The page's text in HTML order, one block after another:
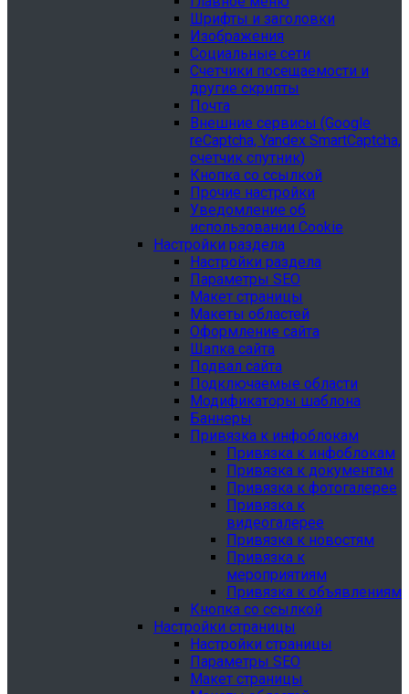
Шрифты и заголовки
Изображения
Социальные сети
Счетчики посещаемости и
другие скрипты
Почта
Внешние сервисы (Google
reCaptcha, Yandex SmartCaptcha,
счетчик спутник)
Кнопка со ссылкой
Прочие настройки
Уведомление об
использовании Cookie
Настройки раздела
Настройки раздела
Параметры SEO
Макет страницы
Макеты областей
Оформление сайта
Шапка сайта
Подвал сайта
Подключаемые области
Модификаторы шаблона
Баннеры
Привязка к инфоблокам
Привязка к инфоблокам
Привязка к документам
Привязка к фотогалерее
Привязка к
видеогалерее
Привязка к новостям
Привязка к
мероприятиям
Привязка к объявлениям
Кнопка со ссылкой
Настройки страницы
Настройки страницы
Параметры SEO
Макет страницы